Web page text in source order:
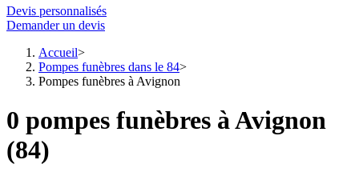
Devis personnalisés
Demander un devis
Accueil
Pompes funèbres dans le 84
Pompes funèbres à Avignon
0 pompes funèbres à Avignon
(84)